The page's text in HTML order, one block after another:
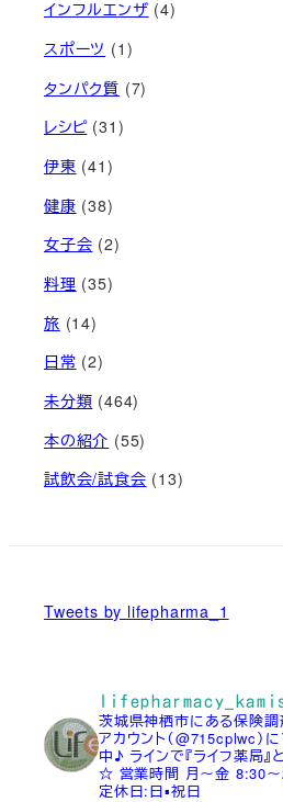
インフルエンザ (4)
スポーツ (1)
タンパク質 (7)
レシピ(31)
伊東 (41)
健康 (38)
女子会 (2)
料理 (35)
旅 (14)
日常 (2)
未分類 (464)
本の紹介 (55)
試飲会/試食会 (13)
Tweets by lifepharma_1
茨城県神栖市にある保険調
アカウント（@715cplwc）
中♪ ラインで『ライフ薬局
☆ 営業時間 月～金 8:30
定休日:日▪祝日